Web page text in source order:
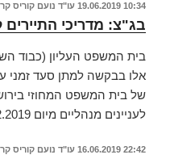
19.06.2019 10:34 עו"ד נועם קוריס
בג"צ: מדריכי
בית המשפט העליון (כבוד
אלו בבקשה למתן סעד זמני
של בית המשפט המחוזי
לעניינים מנהליים מיום 27.2.2019 (השופט ע' שחם, עת"מ
16.06.2019 22:42 עו"ד נועם קוריס